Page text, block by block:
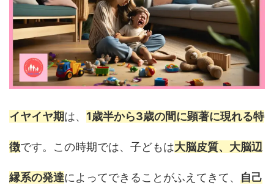
イヤイヤ期は、 1歳半から3歳の間に顕著に現れる特
徴です。この時期では、子どもは大脳皮質、大脳辺
縁系の発達によってできることがふえてきて、 自己